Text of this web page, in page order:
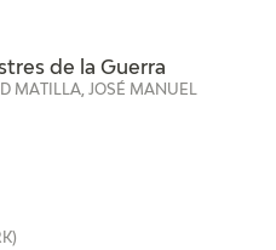
de la Guerra
MATILLA, JOSÉ MANUEL